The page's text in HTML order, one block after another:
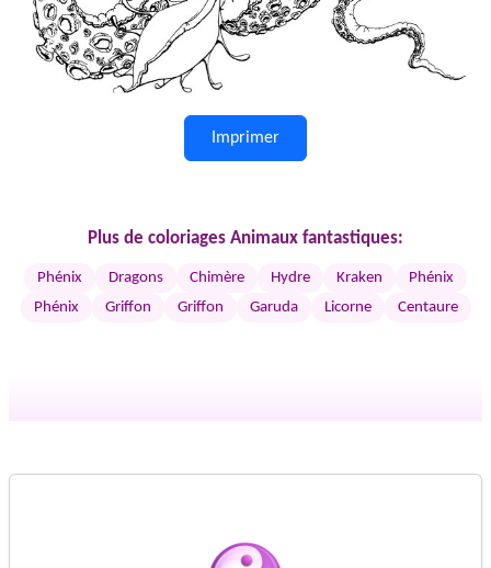
Imprimer
Plus de coloriages Animaux fantastiques:
Phénix Dragons Chimère Hydre Kraken
Phénix
Phénix
Griffon Griffon Garuda Licorne Centaure